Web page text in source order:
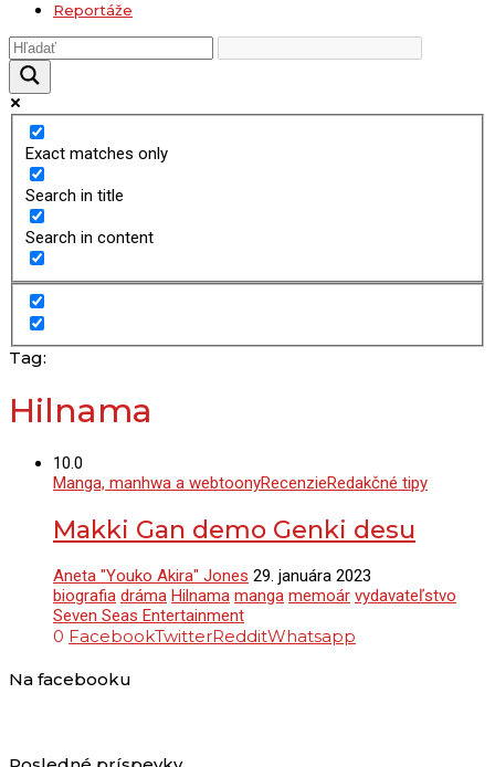
Reportáže
Exact matches only
Search in title
Search in content
Tag:
Hilnama
10.0
Manga, manhwa a webtoonyRecenzieRedakčné tipy
Makki Gan demo Genki desu
Aneta "Youko Akira" Jones 29. januára 2023
biografia dráma Hilnama manga memoár vydavateľstvo
Seven Seas Entertainment
0 FacebookTwitterRedditWhatsapp
Na facebooku